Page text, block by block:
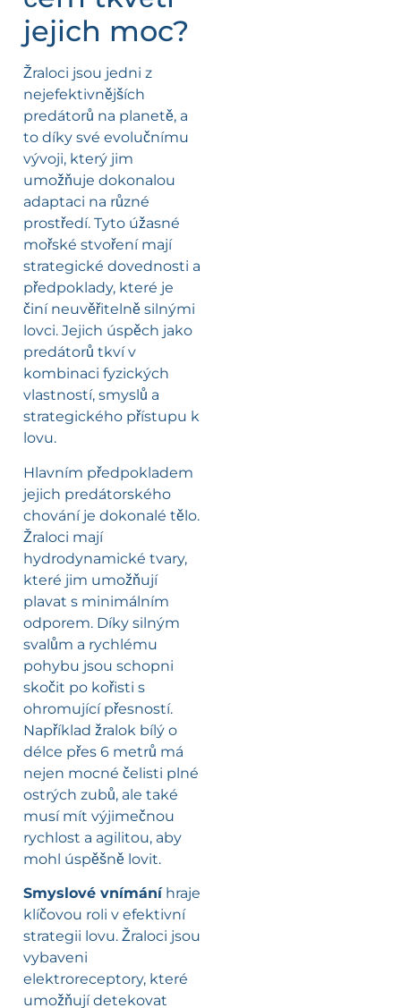
jejich moc?
Žraloci jsou jedni z
nejefektivnějších
predátorů na planetě, a
to díky své evolučnímu
vývoji, který jim
umožňuje dokonalou
adaptaci na různé
prostředí. Tyto úžasné
mořské stvoření mají
strategické dovednosti a
předpoklady, které je
činí neuvěřitelně silnými
lovci. Jejich úspěch jako
predátorů tkví v
kombinaci fyzických
vlastností, smyslů a
strategického přístupu k
lovu.
Hlavním předpokladem
jejich predátorského
chování je dokonalé tělo.
Žraloci mají
hydrodynamické tvary,
které jim umožňují
plavat s minimálním
odporem. Díky silným
svalům a rychlému
pohybu jsou schopni
skočit po kořisti s
ohromující přesností.
Například žralok bílý o
délce přes 6 metrů má
nejen mocné čelisti plné
ostrých zubů, ale také
musí mít výjimečnou
rychlost a agilitou, aby
mohl úspěšně lovit.
Smyslové vnímáníhraje
klíčovou roli v efektivní
strategii lovu. Žraloci jsou
vybaveni
elektroreceptory, které
umožňují detekovat